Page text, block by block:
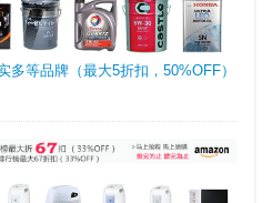
多等品牌（最大5折扣，50%OFF）